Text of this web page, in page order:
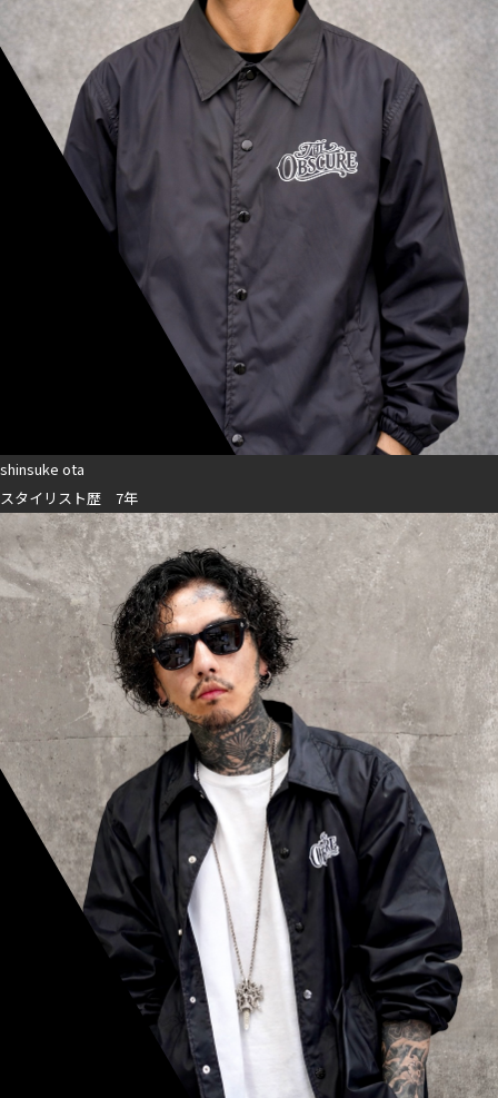
shinsuke ota
スタイリスト歴 7年